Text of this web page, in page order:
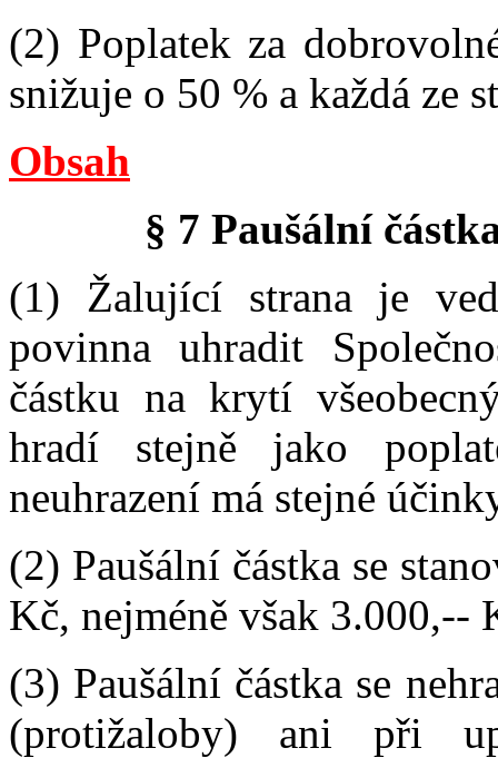
(2) Poplatek za
snižuje o 50 % a každá ze
Obsah
§ 7 Paušální
(1) Žalující strana je
povinna uhradit
částku na krytí
hradí stejně jako
neuhrazení má stejné
(2) Paušální částka se
Kč, nejméně však 3.000,--
(3) Paušální částka se
(protižaloby) ani při